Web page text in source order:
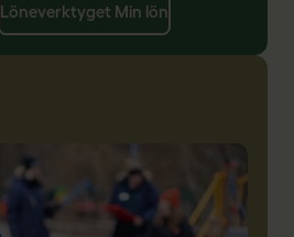
Löneverktyget Min lön